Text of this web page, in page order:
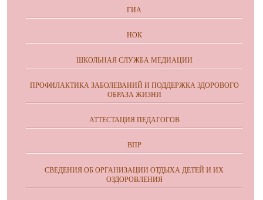
ГИА
НОК
ШКОЛЬНАЯ СЛУЖБА МЕДИАЦИИ
ПРОФИЛАКТИКА ЗАБОЛЕВАНИЙ И ПОДДЕРЖКА ЗДОРОВОГО
ОБРАЗА ЖИЗНИ
АТТЕСТАЦИЯ ПЕДАГОГОВ
ВПР
СВЕДЕНИЯ ОБ ОРГАНИЗАЦИИ ОТДЫХА ДЕТЕЙ И ИХ
ОЗДОРОВЛЕНИЯ